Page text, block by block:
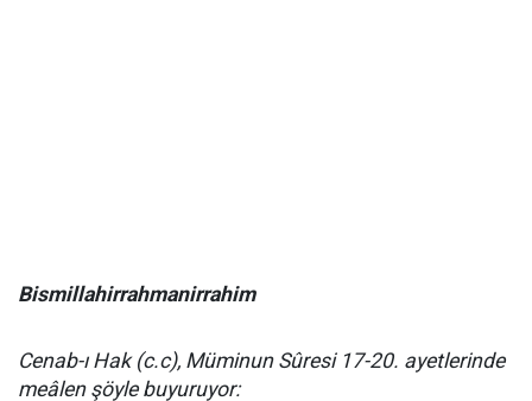
Bismillahirrahmanirrahim
Cenab-ı Hak (c.c), Müminun Sûresi 17-20. ayetlerinde
meâlen şöyle buyuruyor: